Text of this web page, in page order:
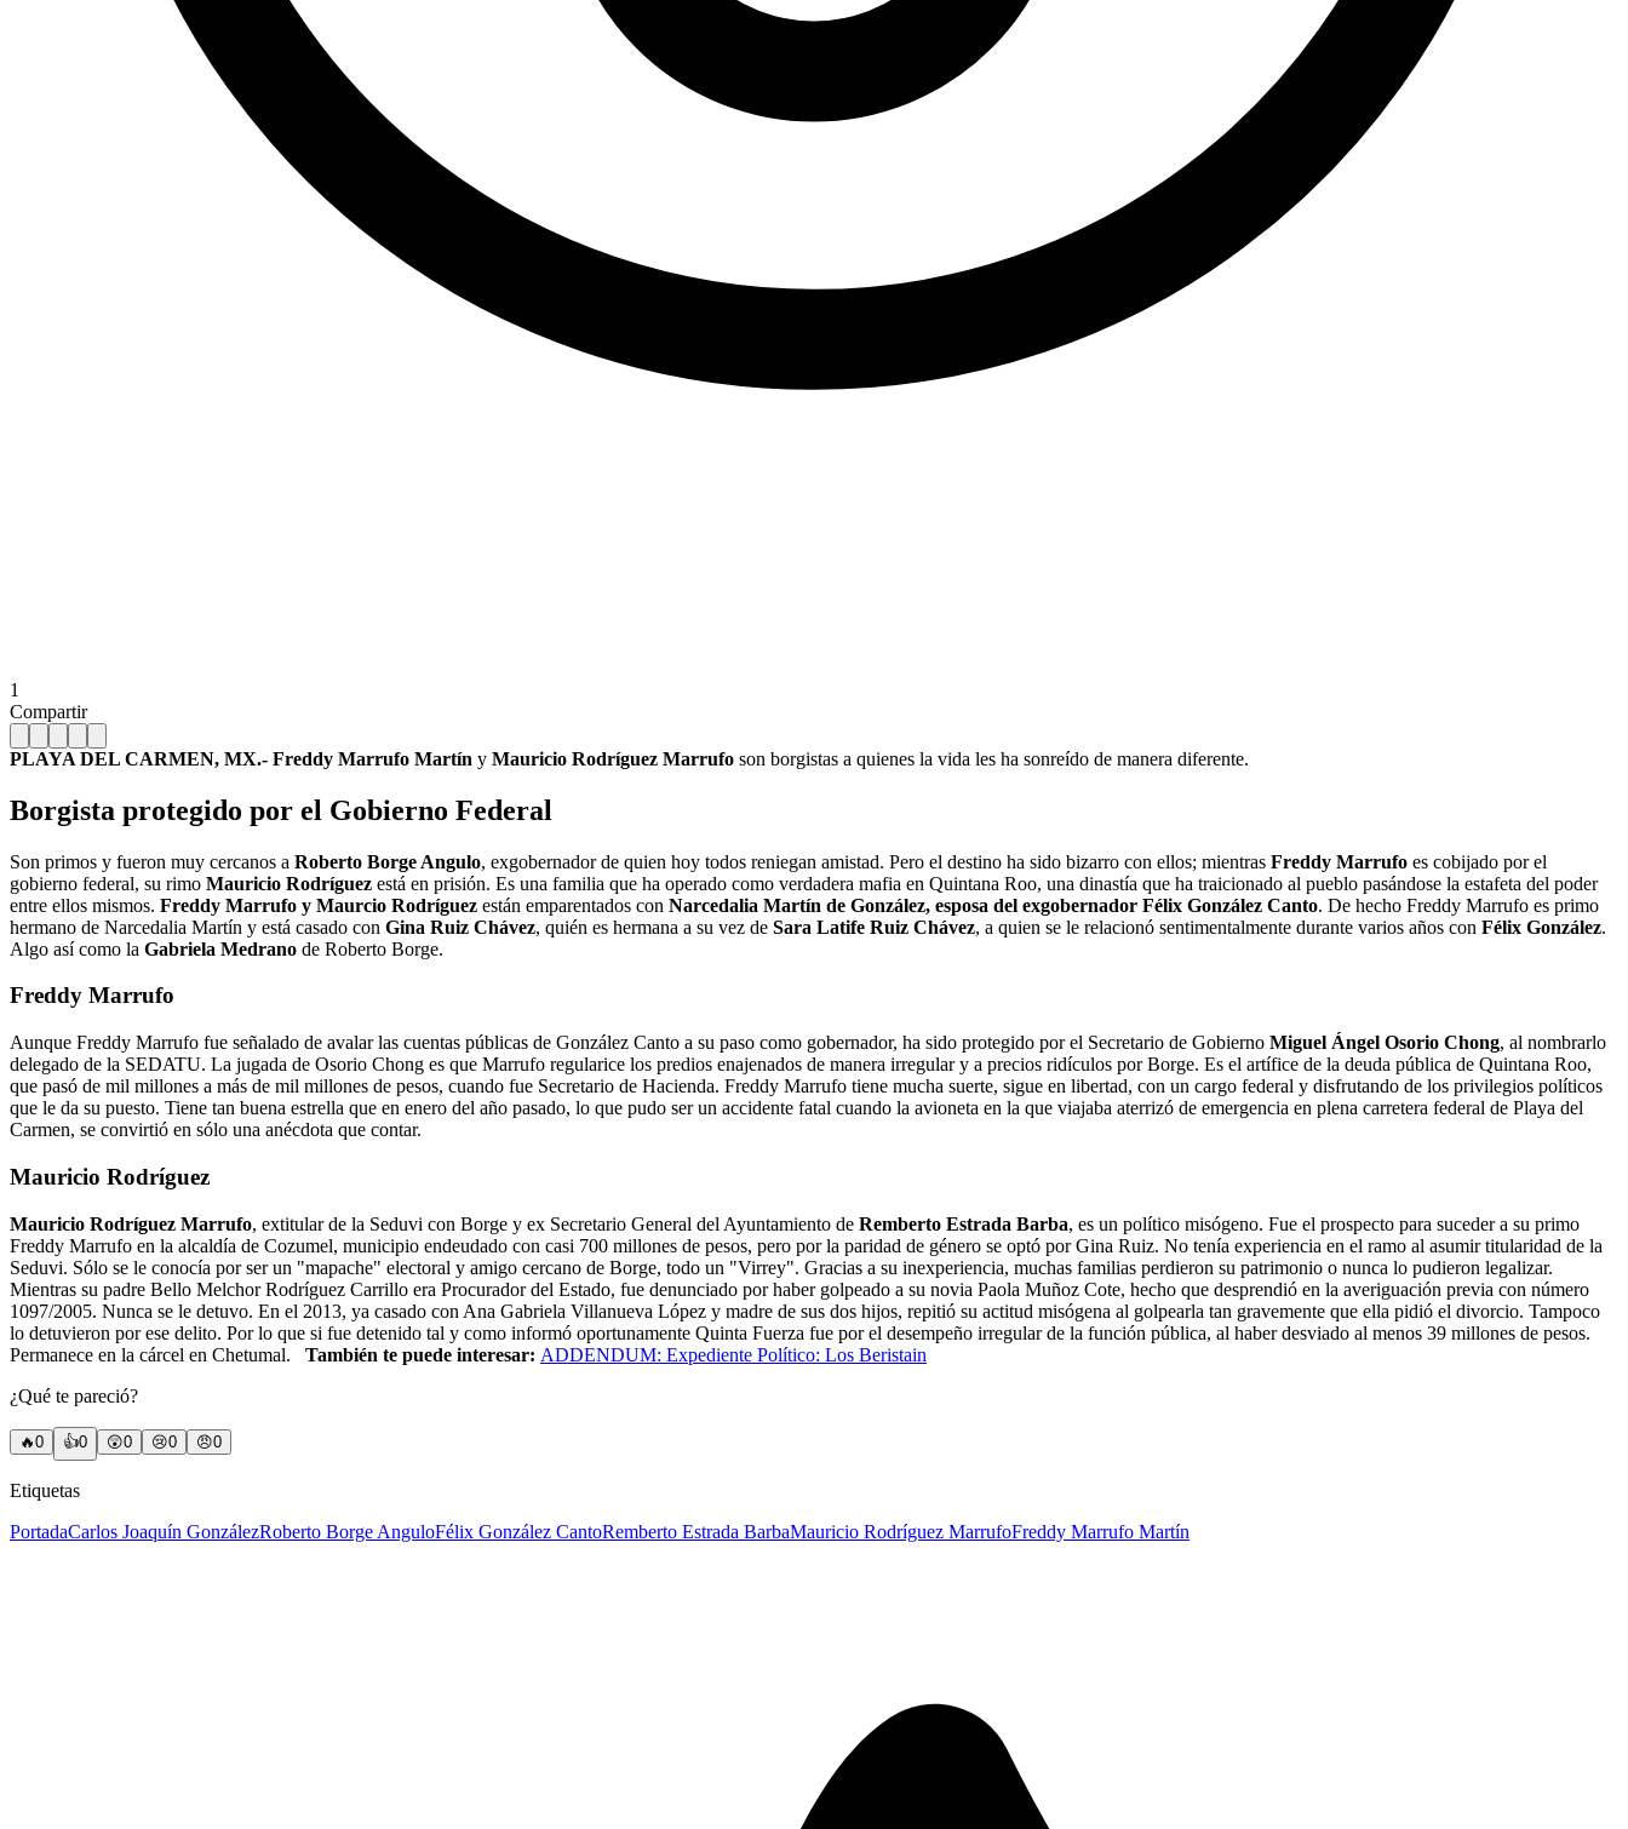
1
Compartir
PLAYA DEL CARMEN, MX.- Freddy Marrufo Martín y Mauricio Rodríguez Marrufo son borgistas a quienes la vida les ha sonreído de manera diferente.
Borgista protegido por el Gobierno Federal
Son primos y fueron muy cercanos a Roberto Borge Angulo, exgobernador de quien hoy todos reniegan amistad. Pero el destino ha sido bizarro con ellos; mientras Freddy Marrufo es cobijado por el
gobierno federal, su rimo Mauricio Rodríguez está en prisión. Es una familia que ha operado como verdadera mafia en Quintana Roo, una dinastía que ha traicionado al pueblo pasándose la estafeta del poder
entre ellos mismos. Freddy Marrufo y Maurcio Rodríguez están emparentados con Narcedalia Martín de González, esposa del exgobernador Félix González Canto. De hecho Freddy Marrufo es primo
hermano de Narcedalia Martín y está casado con Gina Ruiz Chávez, quién es hermana a su vez de Sara Latife Ruiz Chávez, a quien se le relacionó sentimentalmente durante varios años con Félix González.
Algo así como la Gabriela Medrano de Roberto Borge.
Freddy Marrufo
Aunque Freddy Marrufo fue señalado de avalar las cuentas públicas de González Canto a su paso como gobernador, ha sido protegido por el Secretario de Gobierno Miguel Ángel Osorio Chong, al nombrarlo
delegado de la SEDATU. La jugada de Osorio Chong es que Marrufo regularice los predios enajenados de manera irregular y a precios ridículos por Borge. Es el artífice de la deuda pública de Quintana Roo,
que pasó de mil millones a más de mil millones de pesos, cuando fue Secretario de Hacienda. Freddy Marrufo tiene mucha suerte, sigue en libertad, con un cargo federal y disfrutando de los privilegios políticos
que le da su puesto. Tiene tan buena estrella que en enero del año pasado, lo que pudo ser un accidente fatal cuando la avioneta en la que viajaba aterrizó de emergencia en plena carretera federal de Playa del
Carmen, se convirtió en sólo una anécdota que contar.
Mauricio Rodríguez
Mauricio Rodríguez Marrufo, extitular de la Seduvi con Borge y ex Secretario General del Ayuntamiento de Remberto Estrada Barba, es un político misógeno. Fue el prospecto para suceder a su primo
Freddy Marrufo en la alcaldía de Cozumel, municipio endeudado con casi 700 millones de pesos, pero por la paridad de género se optó por Gina Ruiz. No tenía experiencia en el ramo al asumir titularidad de la
Seduvi. Sólo se le conocía por ser un "mapache" electoral y amigo cercano de Borge, todo un "Virrey". Gracias a su inexperiencia, muchas familias perdieron su patrimonio o nunca lo pudieron legalizar.
Mientras su padre Bello Melchor Rodríguez Carrillo era Procurador del Estado, fue denunciado por haber golpeado a su novia Paola Muñoz Cote, hecho que desprendió en la averiguación previa con número
1097/2005. Nunca se le detuvo. En el 2013, ya casado con Ana Gabriela Villanueva López y madre de sus dos hijos, repitió su actitud misógena al golpearla tan gravemente que ella pidió el divorcio. Tampoco
lo detuvieron por ese delito. Por lo que si fue detenido tal y como informó oportunamente Quinta Fuerza fue por el desempeño irregular de la función pública, al haber desviado al menos 39 millones de pesos.
Permanece en la cárcel en Chetumal. También te puede interesar: ADDENDUM: Expediente Político: Los Beristain
¿Qué te pareció?
🔥0 👍0 😲0 😢0 😠0
Etiquetas
PortadaCarlos Joaquín GonzálezRoberto Borge AnguloFélix González CantoRemberto Estrada BarbaMauricio Rodríguez MarrufoFreddy Marrufo Martín